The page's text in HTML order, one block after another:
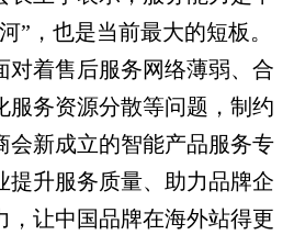
”，也是当前最大的短板。
对着售后服务网络薄弱、合
服务资源分散等问题，制约
会新成立的智能产品服务专
提升服务质量、助力品牌企
，让中国品牌在海外站得更